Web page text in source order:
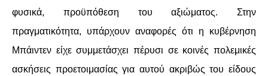
ΑΦΡΙΚΉ
ΕΡΓΑΤΙΚΌ ΚΊΝΗΜΑ
ΚΙΝΗΤΟΠΟΙΉΣΕΙΣ
φυσικά, προϋπόθεση του αξιώματος. Στην
πραγματικότητα, υπάρχουν αναφορές ότι η κυβέρνηση
Μπάιντεν είχε συμμετάσχει πέρυσι σε κοινές πολεμικές
ασκήσεις προετοιμασίας για αυτού ακριβώς του είδους